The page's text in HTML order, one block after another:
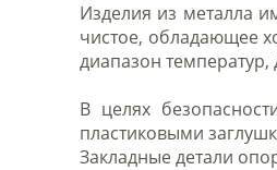
Изделия из металла
чистое, обладающее
диапазон
В целях
пластиковыми
Закладные детали